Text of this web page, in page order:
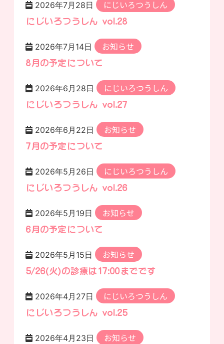
2026年7月28日 にじいろつうしん
にじいろつうしん vol.28
2026年7月14日 お知らせ
8月の予定について
2026年6月28日 にじいろつうしん
にじいろつうしん vol.27
2026年6月22日 お知らせ
7月の予定について
2026年5月26日 にじいろつうしん
にじいろつうしん vol.26
2026年5月19日 お知らせ
6月の予定について
2026年5月15日 お知らせ
5/26(火)の診療は17:00までです
2026年4月27日 にじいろつうしん
にじいろつうしん vol.25
2026年4月23日 お知らせ